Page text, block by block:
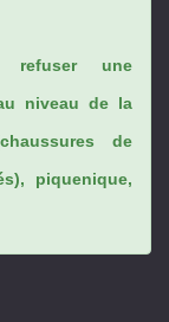
refuser une
niveau de la
de
piquenique,